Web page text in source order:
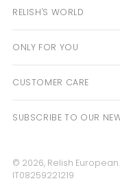
RELISH'S WORLD
ONLY FOR YOU
CUSTOMER CARE
SUBSCRIBE TO OUR
© 2026, Relish European
IT08259221219